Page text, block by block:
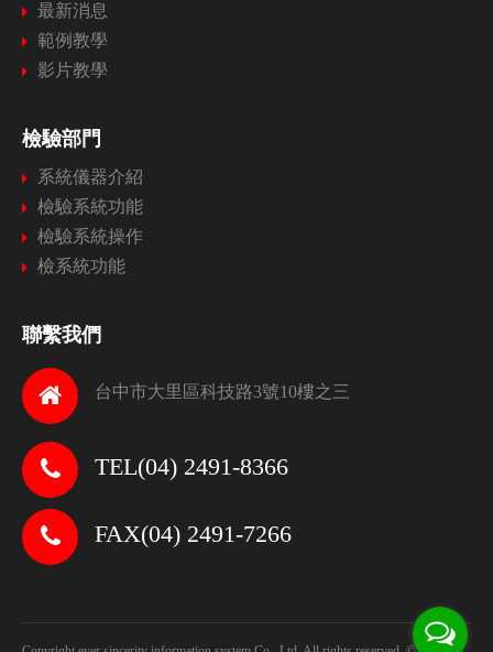
最新消息
範例教學
影片教學
檢驗部門
系統儀器介紹
檢驗系統功能
檢驗系統操作
檢系統功能
聯繫我們
台中市大里區科技路3號10樓之三
TEL(04) 2491-8366
FAX(04) 2491-7266